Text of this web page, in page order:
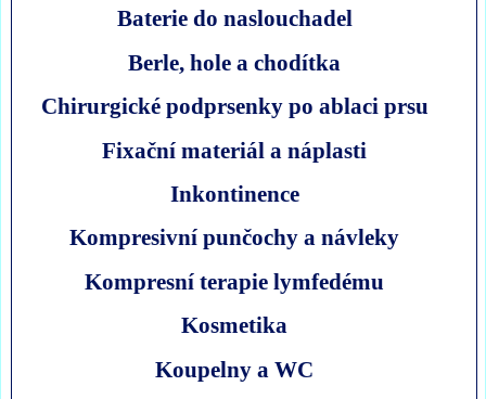
Baterie do naslouchadel
Berle, hole a chodítka
Chirurgické podprsenky po ablaci prsu
Fixační materiál a náplasti
Inkontinence
Kompresivní punčochy a návleky
Kompresní terapie lymfedému
Kosmetika
Koupelny a WC